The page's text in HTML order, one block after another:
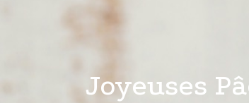
Des
avec une